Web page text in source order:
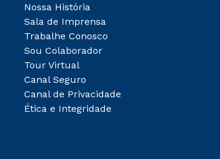
Nossa História
Sala de Imprensa
Trabalhe Conosco
Sou Colaborador
Tour Virtual
Canal Seguro
Canal de Privacidade
Ética e Integridade